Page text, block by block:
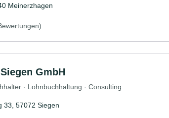
Meinerzhagen
GmbH
· Lohnbuchhaltung · Consulting
33, 57072 Siegen